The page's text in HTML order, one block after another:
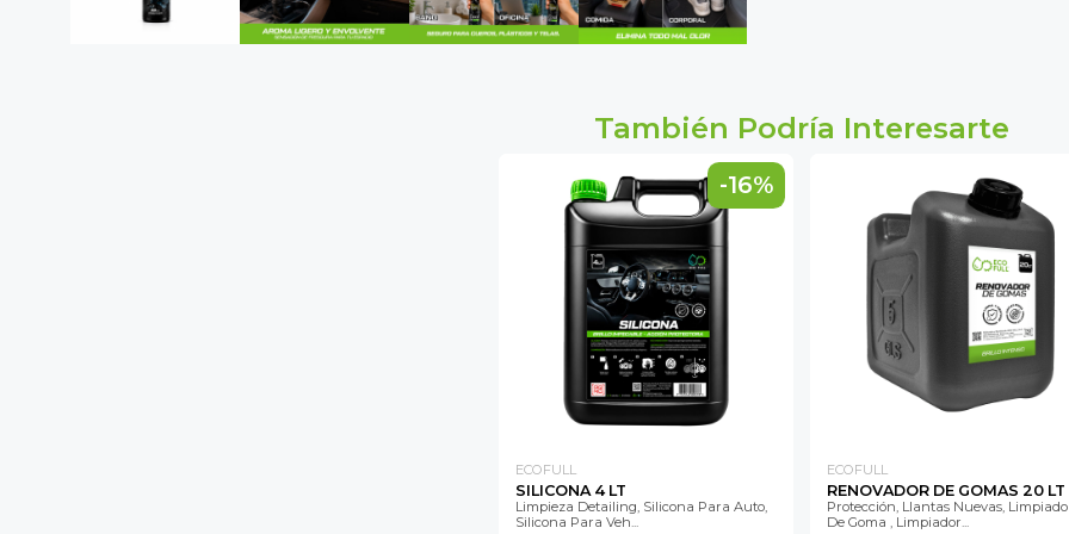
También Podría Interesarte
-16%
ECOFULL
SILICONA 4 LT
Limpieza Detailing, Silicona Para Auto,
Silicona Para Veh...
ECOFULL
RENOVADOR DE GOMAS 20 LT
Protección, Llantas Nuevas,
De Goma , Limpiador...